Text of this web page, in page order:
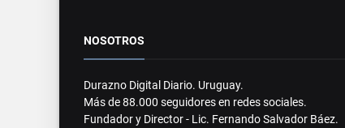
NOSOTROS
Durazno Digital Diario. Uruguay.
Más de 88.000 seguidores en redes sociales.
Fundador y Director - Lic. Fernando Salvador Báez.